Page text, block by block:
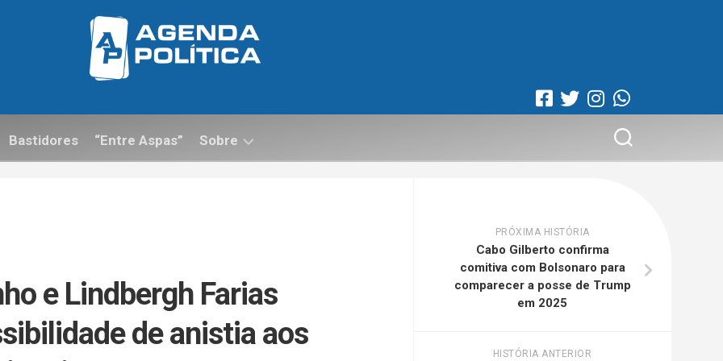
Bastidores “Entre Aspas” Sobre
e Lindbergh Farias
de anistia aos
PRÓXIMA HISTÓRIA
Cabo Gilberto confirma
comitiva com Bolsonaro para
comparecer a posse de Trump
em 2025
HISTÓRIA ANTERIOR